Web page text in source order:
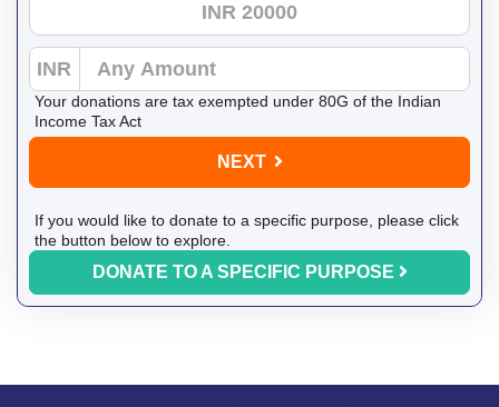
INR 20000
INR
Your donations are tax exempted under 80G of the Indian
Income Tax Act
NEXT
If you would like to donate to a specific purpose, please click
the button below to explore.
DONATE TO A SPECIFIC PURPOSE